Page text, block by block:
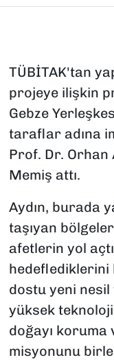
TÜBİTAK'tan
projeye ilişkin
Gebze
taraflar adına
Prof. Dr. Orhan
Memiş attı.
Aydın, burada
taşıyan
afetlerin yol
dostu yeni nesil
yüksek
doğayı
misyonunu